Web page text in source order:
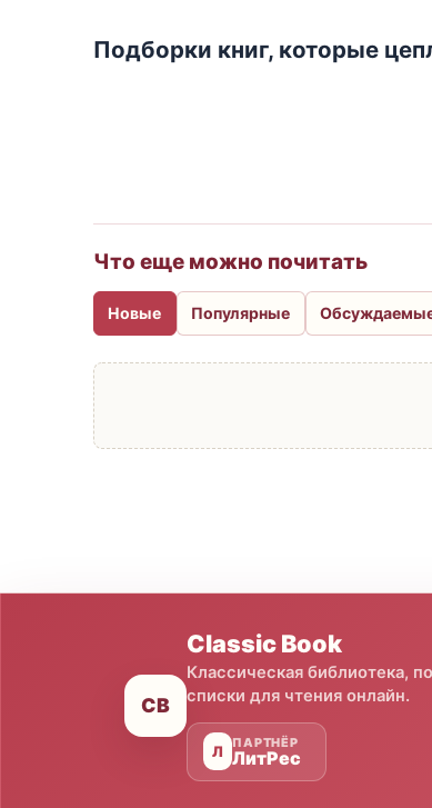
Подборки книг, которые
Что еще можно почитать
Новые Популярные
CB
Classic Book
Классическая библиотека,
списки для чтения онлайн.
Л
ПАРТНЁР
ЛитРес